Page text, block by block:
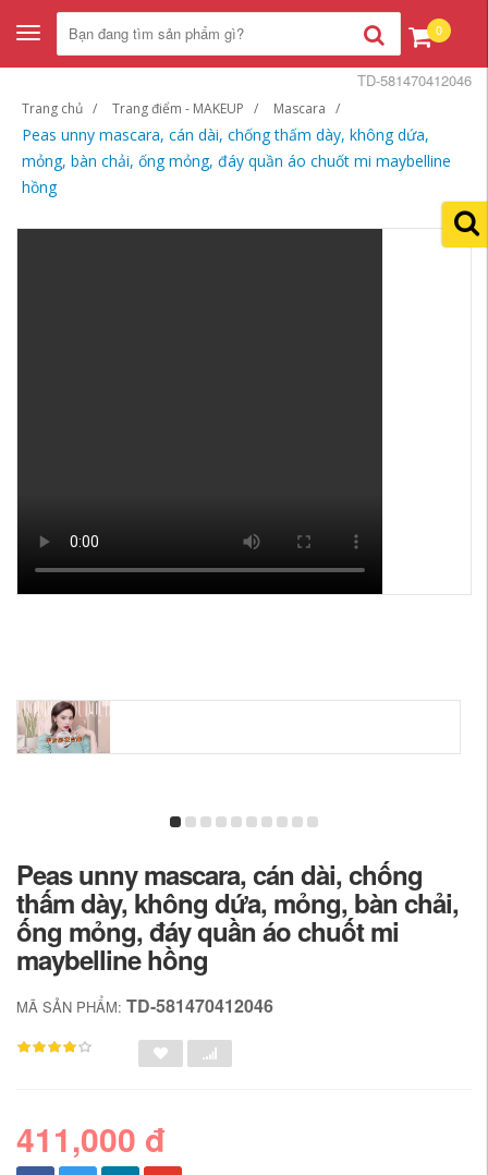
Toggle
navigation
0
Trang chủ Trang điểm - MAKEUP Mascara
Peas unny mascara, cán dài, chống thấm dày, không dứa,
mỏng, bàn chải, ống mỏng, đáy quần áo chuốt mi maybelline
hồng
TD-581470412046
Peas unny mascara, cán dài, chống
thấm dày, không dứa, mỏng, bàn chải,
ống mỏng, đáy quần áo chuốt mi
maybelline hồng
MÃ SẢN PHẨM: TD-581470412046
411,000 đ